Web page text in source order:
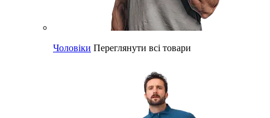
Чоловіки Переглянути всі товари